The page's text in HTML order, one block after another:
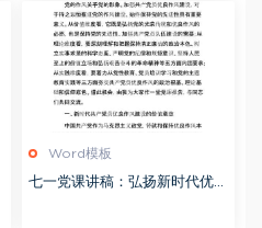
Word模板
七一党课讲稿：弘扬新时代优良